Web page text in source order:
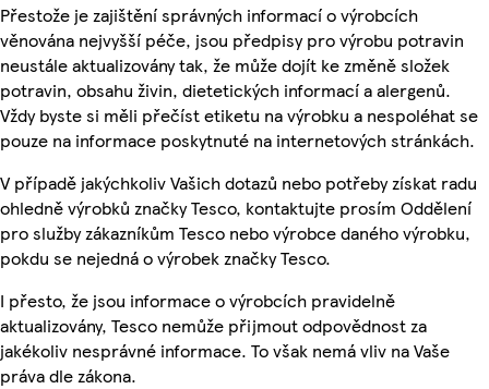
Přestože je zajištění správných informací o výrobcích
věnována nejvyšší péče, jsou předpisy pro výrobu potravin
neustále aktualizovány tak, že může dojít ke změně složek
potravin, obsahu živin, dietetických informací a alergenů.
Vždy byste si měli přečíst etiketu na výrobku a nespoléhat se
pouze na informace poskytnuté na internetových stránkách.
V případě jakýchkoliv Vašich dotazů nebo potřeby získat radu
ohledně výrobků značky Tesco, kontaktujte prosím Oddělení
pro služby zákazníkům Tesco nebo výrobce daného výrobku,
pokdu se nejedná o výrobek značky Tesco.
I přesto, že jsou informace o výrobcích pravidelně
aktualizovány, Tesco nemůže přijmout odpovědnost za
jakékoliv nesprávné informace. To však nemá vliv na Vaše
práva dle zákona.